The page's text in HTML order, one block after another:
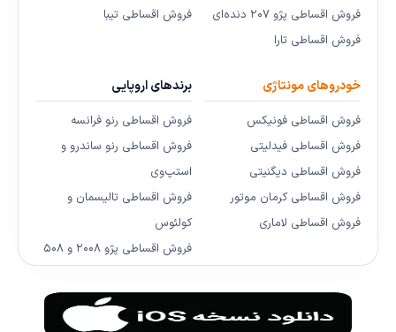
فروش اقساطی پژو ۲۰۷ دنده‌ای
فروش اقساطی تارا
فروش اقساطی تیبا
خودروهای مونتاژی
فروش اقساطی فونیکس
فروش اقساطی فیدلیتی
فروش اقساطی دیگنیتی
فروش اقساطی کرمان موتور
فروش اقساطی لاماری
برندهای اروپایی
فروش اقساطی رنو فرانسه
فروش اقساطی رنو ساندرو و
استپ‌وی
فروش اقساطی تالیسمان و
کولئوس
فروش اقساطی پژو ۲۰۰۸ و ۵۰۸